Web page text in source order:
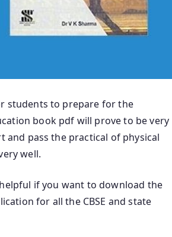
students to prepare for the
book pdf will prove to be very
pass the practical of physical
well.
if you want to download the
for all the CBSE and state